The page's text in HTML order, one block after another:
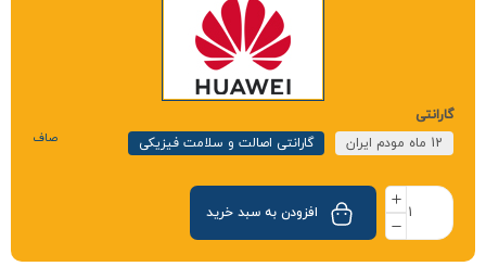
گارانتی
12 ماه مودم ایران
گارانتی اصالت و سلامت فیزیکی صاف
افزودن به سبد خرید